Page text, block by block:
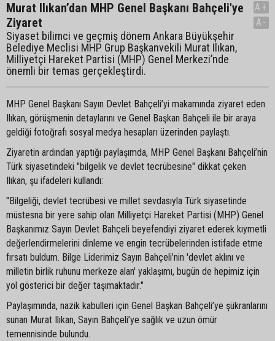
Murat Ilıkan’dan MHP Genel Başkanı Bahçeli'ye
Ziyaret
Siyaset bilimci ve geçmiş dönem Ankara Büyükşehir
Belediye Meclisi MHP Grup Başkanvekili Murat Ilıkan,
Milliyetçi Hareket Partisi (MHP) Genel Merkezi’nde
önemli bir temas gerçekleştirdi.
A+
A-
MHP Genel Başkanı Sayın Devlet Bahçeli’yi makamında ziyaret eden
Ilıkan, görüşmenin detaylarını ve Genel Başkan Bahçeli ile bir araya
geldiği fotoğrafı sosyal medya hesapları üzerinden paylaştı.
Ziyaretin ardından yaptığı paylaşımda, MHP Genel Başkanı Bahçeli’nin
Türk siyasetindeki "bilgelik ve devlet tecrübesine" dikkat çeken
Ilıkan, şu ifadeleri kullandı:
"Bilgeliği, devlet tecrübesi ve millet sevdasıyla Türk siyasetinde
müstesna bir yere sahip olan Milliyetçi Hareket Partisi (MHP) Genel
Başkanımız Sayın Devlet Bahçeli beyefendiyi ziyaret ederek kıymetli
değerlendirmelerini dinleme ve engin tecrübelerinden istifade etme
fırsatı buldum. Bilge Liderimiz Sayın Bahçeli’nin 'devlet aklını ve
milletin birlik ruhunu merkeze alan' yaklaşımı, bugün de hepimiz için
yol gösterici bir değer taşımaktadır."
Paylaşımında, nazik kabulleri için Genel Başkan Bahçeli’ye şükranlarını
sunan Murat Ilıkan, Sayın Bahçeli’ye sağlık ve uzun ömür
temennisinde bulundu.